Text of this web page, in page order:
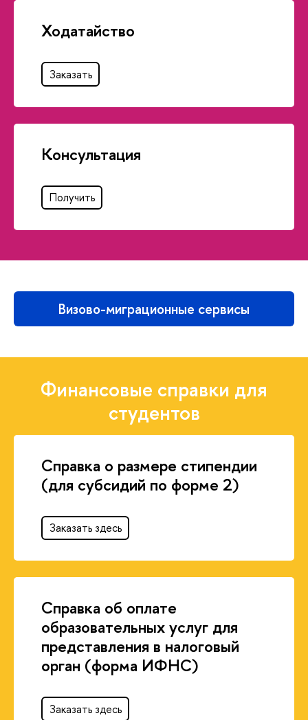
Ходатайство
Заказать
Консультация
Получить
Визово-миграционные сервисы
Финансовые справки для
студентов
Справка о размере стипендии
(для субсидий по форме 2)
Заказать здесь
Справка об оплате
образовательных услуг для
представления в налоговый
орган (форма ИФНС)
Заказать здесь